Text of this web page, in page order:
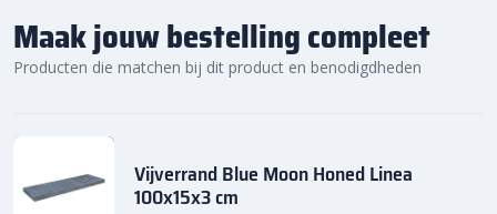
Maak jouw bestelling compleet
Producten die matchen bij dit product en benodigdheden
Vijverrand Blue Moon Honed Linea
100x15x3 cm